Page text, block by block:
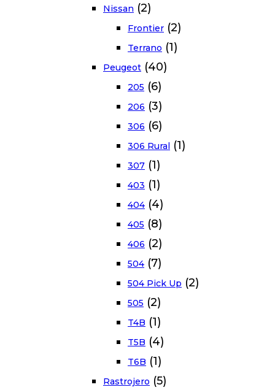
Nissan (2)
Frontier (2)
Terrano (1)
Peugeot (40)
205 (6)
206 (3)
306 (6)
306 Rural (1)
307 (1)
403 (1)
404 (4)
405 (8)
406 (2)
504 (7)
504 Pick Up (2)
505 (2)
T4B (1)
T5B (4)
T6B (1)
Rastrojero (5)